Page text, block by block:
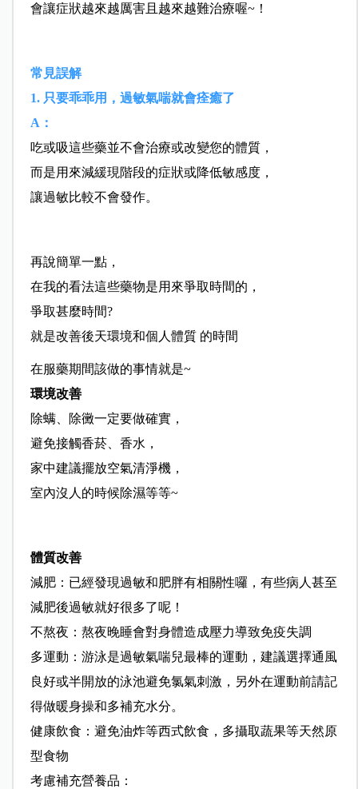
會讓症狀越來越厲害且越來越難治療喔~！
常見誤解
1. 只要乖乖用，過敏氣喘就會痊癒了
A：
吃或吸這些藥並不會治療或改變您的體質，
而是用來減緩現階段的症狀或降低敏感度，
讓過敏比較不會發作。
再說簡單一點，
在我的看法這些藥物是用來爭取時間的，
爭取甚麼時間?
就是改善後天環境和個人體質 的時間
在服藥期間該做的事情就是~
環境改善
除螨、除黴一定要做確實，
避免接觸香菸、香水，
家中建議擺放空氣清淨機，
室內沒人的時候除濕等等~
體質改善
減肥：已經發現過敏和肥胖有相關性囉，有些病人甚至
減肥後過敏就好很多了呢！
不熬夜：熬夜晚睡會對身體造成壓力導致免疫失調
多運動：游泳是過敏氣喘兒最棒的運動，建議選擇通風
良好或半開放的泳池避免氯氣刺激，另外在運動前請記
得做暖身操和多補充水分。
健康飲食：避免油炸等西式飲食，多攝取蔬果等天然原
型食物
考慮補充營養品：